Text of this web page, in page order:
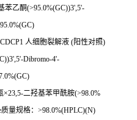
苯乙酮(>95.0%(GC))3',5'-
CDCP1 人细胞裂解液 (阳性对照)
Dibromo-4'-
×23,5-二羟基苯甲酰胺(>98.0%
质量规格： >98.0%(HPLC)(N)